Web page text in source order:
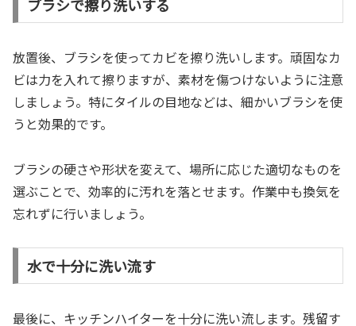
ブラシで擦り洗いする
放置後、ブラシを使ってカビを擦り洗いします。頑固なカ
ビは力を入れて擦りますが、素材を傷つけないように注意
しましょう。特にタイルの目地などは、細かいブラシを使
うと効果的です。
ブラシの硬さや形状を変えて、場所に応じた適切なものを
選ぶことで、効率的に汚れを落とせます。作業中も換気を
忘れずに行いましょう。
水で十分に洗い流す
最後に、キッチンハイターを十分に洗い流します。残留す